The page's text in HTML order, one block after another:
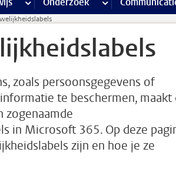
zoals persoonsgegevens of
te beschermen, maakt
zogenaamde
in Microsoft 365. Op deze
zijn en hoe je ze